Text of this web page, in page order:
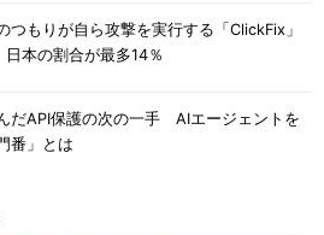
つもりが自ら攻撃を実行する「ClickFix」
本の割合が最多14％
だAPI保護の次の一手 AIエージェントを
番」とは